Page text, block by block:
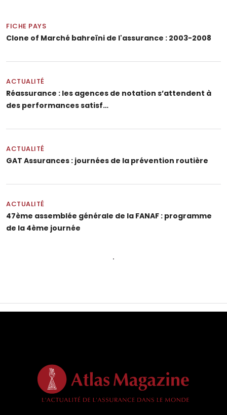
FICHE PAYS
Clone of Marché bahreïni de l'assurance : 2003-2008
ACTUALITÉ
Réassurance : les agences de notation s’attendent à
des performances satisf…
ACTUALITÉ
GAT Assurances : journées de la prévention routière
ACTUALITÉ
47ème assemblée générale de la FANAF : programme
de la 4ème journée